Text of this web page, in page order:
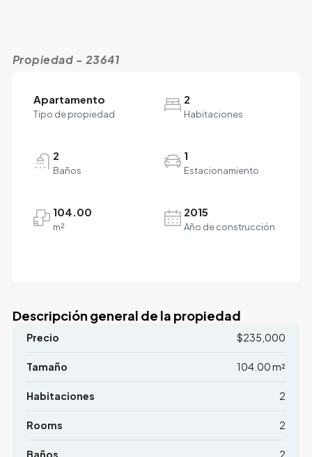
Propiedad - 23641
Apartamento
Tipo de propiedad
2
Habitaciones
2
Baños
1
Estacionamiento
104.00
m²
2015
Año de construcción
Descripción general de la propiedad
Precio $235,000
Tamaño 104.00 m²
Habitaciones 2
Rooms 2
Baños 2